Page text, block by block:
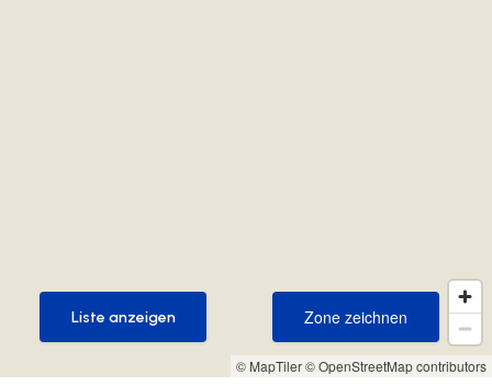
© MapTiler© OpenStreetMap contributors
Zone zeichnen
Zone zeichnen
Liste anzeigen
Liste anzeigen